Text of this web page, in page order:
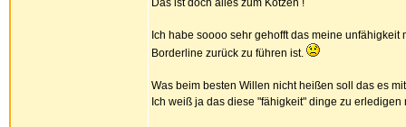
Das ist doch alles zum Kotzen !
Ich habe soooo sehr gehofft das meine
Borderline zurück zu führen ist.
Was beim besten Willen nicht heißen soll das es
Ich weiß ja das diese "fähigkeit" dinge zu